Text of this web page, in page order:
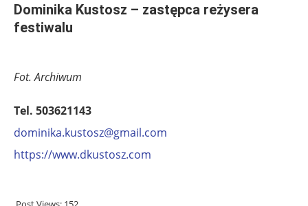
Dominika Kustosz – zastępca reżysera
festiwalu
Fot. Archiwum
Tel. 503621143
dominika.kustosz@gmail.com
https://www.dkustosz.com